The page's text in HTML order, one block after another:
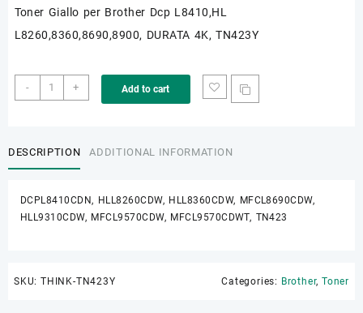
Toner Giallo per Brother Dcp L8410,HL
L8260,8360,8690,8900, DURATA 4K, TN423Y
-
THINK-
TN423Y
+ Add to cart
DESCRIPTION ADDITIONAL INFORMATION
DCPL8410CDN, HLL8260CDW, HLL8360CDW, MFCL8690CDW,
HLL9310CDW, MFCL9570CDW, MFCL9570CDWT, TN423
SKU: THINK-TN423Y Categories: Brother, Toner